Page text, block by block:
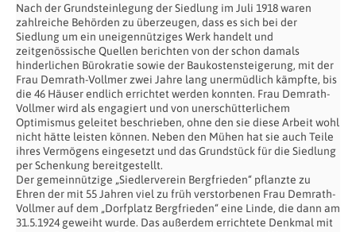
Nach der Grundsteinlegung der Siedlung im Juli 1918 waren
zahlreiche Behörden zu überzeugen, dass es sich bei der
Siedlung um ein uneigennütziges Werk handelt und
zeitgenössische Quellen berichten von der schon damals
hinderlichen Bürokratie sowie der Baukostensteigerung, mit der
Frau Demrath-Vollmer zwei Jahre lang unermüdlich kämpfte, bis
die 46 Häuser endlich errichtet werden konnten. Frau Demrath-
Vollmer wird als engagiert und von unerschütterlichem
Optimismus geleitet beschrieben, ohne den sie diese Arbeit wohl
nicht hätte leisten können. Neben den Mühen hat sie auch Teile
ihres Vermögens eingesetzt und das Grundstück für die Siedlung
per Schenkung bereitgestellt.
Der gemeinnützige „Siedlerverein Bergfrieden“ pflanzte zu
Ehren der mit 55 Jahren viel zu früh verstorbenen Frau Demrath-
Vollmer auf dem „Dorfplatz Bergfrieden“ eine Linde, die dann am
31.5.1924 geweiht wurde. Das außerdem errichtete Denkmal mit